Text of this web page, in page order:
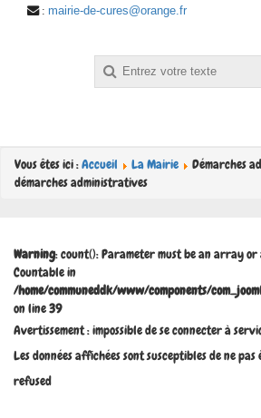
: mairie-de-cures@orange.fr
Vous êtes ici :Accueil La Mairie Démarches
démarches administratives
Warning: count(): Parameter must be an array
Countable in
/home/communeddk/www/components/
on line39
Avertissement : impossible de se connecter à
Les données affichées sont susceptibles de ne pas
refused